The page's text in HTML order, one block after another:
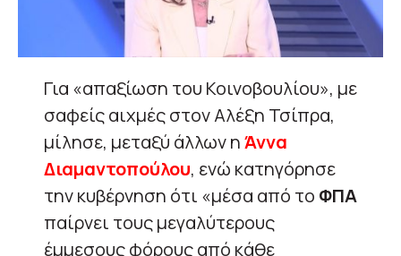
Για «απαξίωση του Κοινοβουλίου», με
σαφείς αιχμές στον Αλέξη Τσίπρα,
μίλησε, μεταξύ άλλων ηΆννα
Διαμαντοπούλου, ενώ κατηγόρησε
την κυβέρνηση ότι «μέσα από το ΦΠΑ
παίρνει τους μεγαλύτερους
έμμεσους φόρους από κάθε